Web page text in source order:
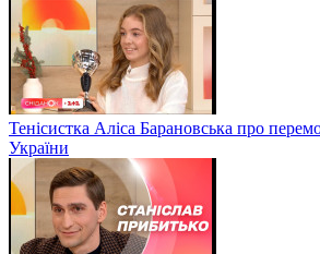
Тенісистка Аліса Барановська про
України